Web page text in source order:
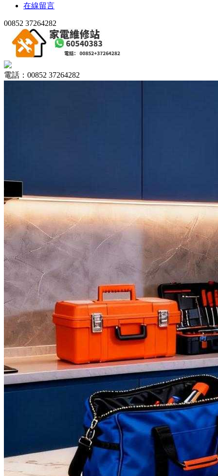
在線留言
00852 37264282
電話：00852 37264282